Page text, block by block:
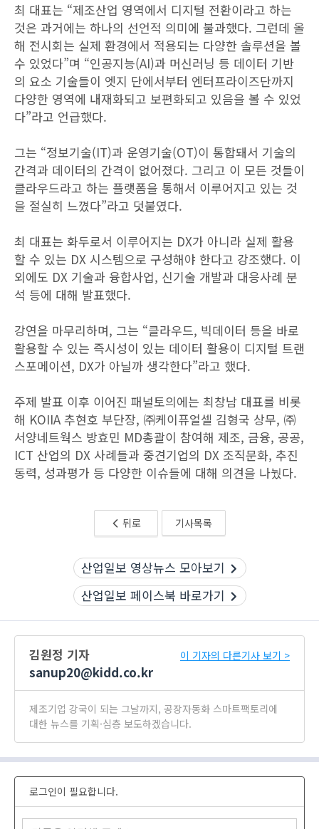
최 대표는 “제조산업 영역에서 디지털 전환이라고 하는
것은 과거에는 하나의 선언적 의미에 불과했다. 그런데 올
해 전시회는 실제 환경에서 적용되는 다양한 솔루션을 볼
수 있었다”며 “인공지능(AI)과 머신러닝 등 데이터 기반
의 요소 기술들이 엣지 단에서부터 엔터프라이즈단까지
다양한 영역에 내재화되고 보편화되고 있음을 볼 수 있었
다”라고 언급했다.
그는 “정보기술(IT)과 운영기술(OT)이 통합돼서 기술의
간격과 데이터의 간격이 없어졌다. 그리고 이 모든 것들이
클라우드라고 하는 플랫폼을 통해서 이루어지고 있는 것
을 절실히 느꼈다”라고 덧붙였다.
최 대표는 화두로서 이루어지는 DX가 아니라 실제 활용
할 수 있는 DX 시스템으로 구성해야 한다고 강조했다. 이
외에도 DX 기술과 융합사업, 신기술 개발과 대응사례 분
석 등에 대해 발표했다.
강연을 마무리하며, 그는 “클라우드, 빅데이터 등을 바로
활용할 수 있는 즉시성이 있는 데이터 활용이 디지털 트랜
스포메이션, DX가 아닐까 생각한다”라고 했다.
주제 발표 이후 이어진 패널토의에는 최창남 대표를 비롯
해 KOIIA 추현호 부단장, ㈜케이퓨얼셀 김형국 상무, ㈜
서양네트웍스 방효민 MD총괄이 참여해 제조, 금융, 공공,
ICT 산업의 DX 사례들과 중견기업의 DX 조직문화, 추진
동력, 성과평가 등 다양한 이슈들에 대해 의견을 나눴다.
뒤로 기사목록
산업일보 영상뉴스 모아보기
산업일보 페이스북 바로가기
김원정 기자
sanup20@kidd.co.kr
이 기자의 다른기사 보기 >
제조기업 강국이 되는 그날까지, 공장자동화 스마트팩토리에
대한 뉴스를 기획·심층 보도하겠습니다.
로그인이 필요합니다.